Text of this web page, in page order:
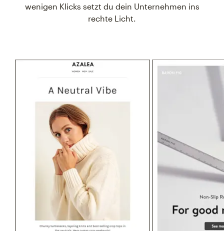
wenigen Klicks setzt du dein Unternehmen ins
rechte Licht.